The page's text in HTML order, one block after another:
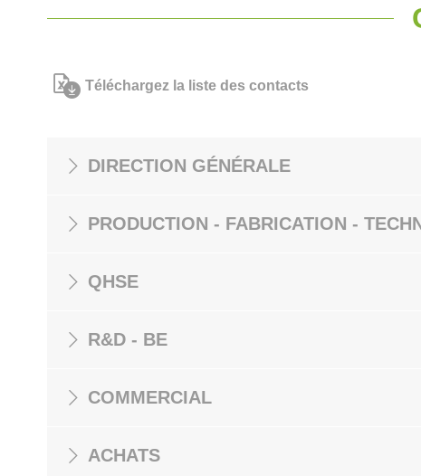
Téléchargez la liste des contacts
DIRECTION GÉNÉRALE
PRODUCTION - FABRICATION -
QHSE
R&D - BE
COMMERCIAL
ACHATS